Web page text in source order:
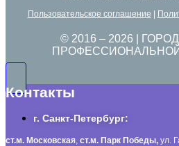
Пользовательское соглашение |
© 2016 – 2026 |
Контакты
г. Санкт-Петербург:
ст.м. Московская ст.м. Парк Победы, ул.